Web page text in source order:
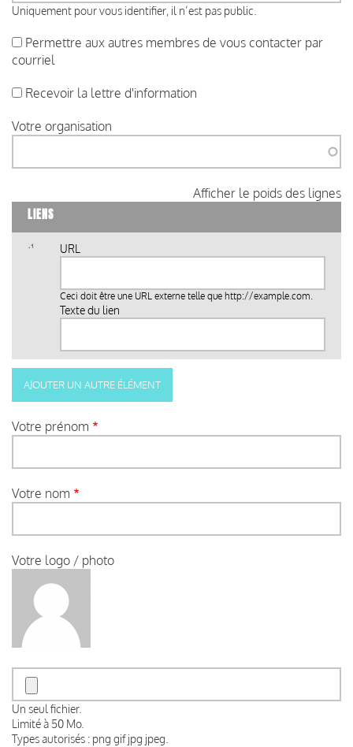
Uniquement pour vous identifier, il n’est pas public.
Permettre aux autres membres de vous contacter par
courriel
Recevoir la lettre d'information
Votre organisation
Afficher le poids des lignes
LIENS
URL
Ceci doit être une URL externe telle que http://example.com.
Texte du lien
Votre prénom
Votre nom
Votre logo / photo
Un seul fichier.
Limité à 50 Mo.
Types autorisés : png gif jpg jpeg.